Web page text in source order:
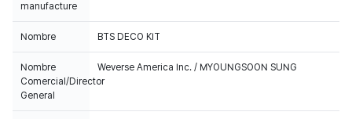
manufacture
Nombre BTS DECO KIT
Nombre
Comercial/Director
General
Weverse America Inc. / MYOUNGSOON SUNG